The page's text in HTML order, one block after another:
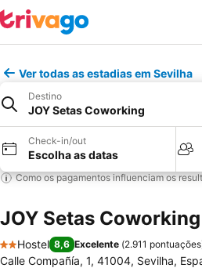
Ver todas as estadias em Sevilha
Destino
JOY Setas Coworking
Check-in/out
Escolha as datas
Como os pagamentos influenciam os
JOY Setas Coworking
2 Estrelas
Hostel 8,6 Excelente (2.911 pontuações
Calle Compañía, 1, 41004, Sevilha,